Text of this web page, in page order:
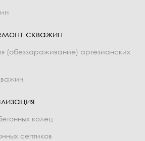
скважин
(обеззараживание) артезианских
колец
септиков